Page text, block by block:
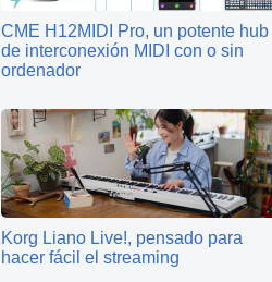
CME H12MIDI Pro, un potente hub
de interconexión MIDI con o sin
ordenador
Korg Liano Live!, pensado para
hacer fácil el streaming